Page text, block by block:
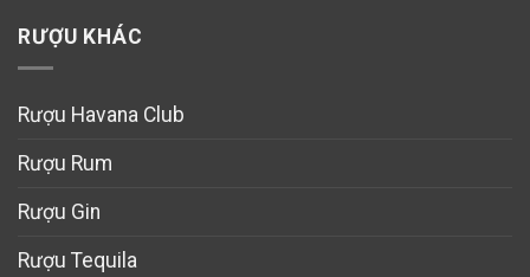
RƯỢU KHÁC
Rượu Havana Club
Rượu Rum
Rượu Gin
Rượu Tequila